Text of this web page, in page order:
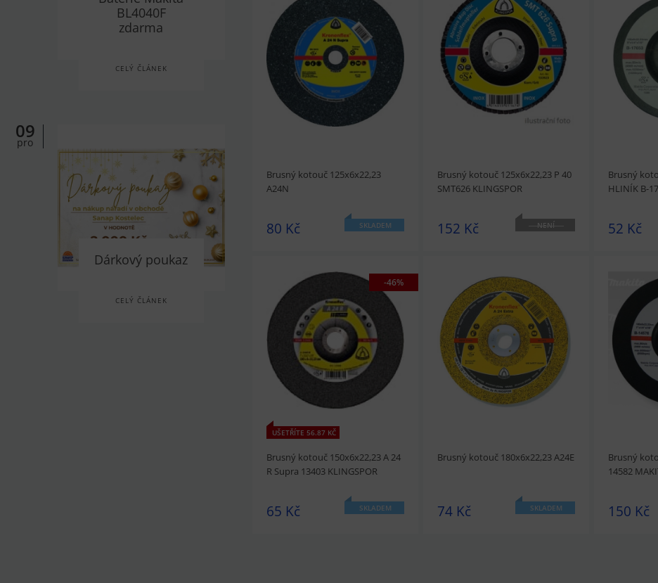
BL4040F
zdarma
CELÝ ČLÁNEK
09
pro
Dárkový poukaz
CELÝ ČLÁNEK
prohlédnout Přidat do košíku prohlédnout Přidat do košíku prohlédnout
Brusný kotouč 125x6x22,23
A24N
80 Kč SKLADEM
prohlédnoutPřidat do košíku
Brusný kotouč 125x6x22,23 P 40
SMT626 KLINGSPOR
152 Kč
NENÍ
prohlédnoutPřidat do košíku
Brusný
HLINÍK B-
52 Kč
prohlédnout
-46%
UŠETŘÍTE 56.87 KČ
Brusný kotouč 150x6x22,23 A 24
R Supra 13403 KLINGSPOR
65 Kč SKLADEM
Brusný kotouč 180x6x22,23 A24E
74 Kč SKLADEM
Brusný
14582
150 Kč